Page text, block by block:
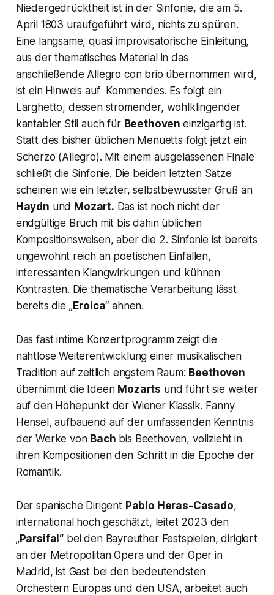
Niedergedrücktheit ist in der Sinfonie, die am 5.
April 1803 uraufgeführt wird, nichts zu spüren.
Eine langsame, quasi improvisatorische Einleitung,
aus der thematisches Material in das
anschließende Allegro con brio übernommen wird,
ist ein Hinweis auf Kommendes. Es folgt ein
Larghetto, dessen strömender, wohlklingender
kantabler Stil auch für Beethoven einzigartig ist.
Statt des bisher üblichen Menuetts folgt jetzt ein
Scherzo (Allegro). Mit einem ausgelassenen Finale
schließt die Sinfonie. Die beiden letzten Sätze
scheinen wie ein letzter, selbstbewusster Gruß an
Haydn und Mozart. Das ist noch nicht der
endgültige Bruch mit bis dahin üblichen
Kompositionsweisen, aber die 2. Sinfonie ist bereits
ungewohnt reich an poetischen Einfällen,
interessanten Klangwirkungen und kühnen
Kontrasten. Die thematische Verarbeitung lässt
bereits die „Eroica“ ahnen.
Das fast intime Konzertprogramm zeigt die
nahtlose Weiterentwicklung einer musikalischen
Tradition auf zeitlich engstem Raum: Beethoven
übernimmt die Ideen Mozarts und führt sie weiter
auf den Höhepunkt der Wiener Klassik. Fanny
Hensel, aufbauend auf der umfassenden Kenntnis
der Werke von Bach bis Beethoven, vollzieht in
ihren Kompositionen den Schritt in die Epoche der
Romantik.
Der spanische Dirigent Pablo Heras-Casado,
international hoch geschätzt, leitet 2023 den
„Parsifal“ bei den Bayreuther Festspielen, dirigiert
an der Metropolitan Opera und der Oper in
Madrid, ist Gast bei den bedeutendsten
Orchestern Europas und den USA, arbeitet auch